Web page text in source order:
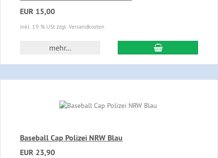
EUR 15,00
inkl. 19 % USt zzgl. Versandkosten
mehr... In den
Baseball Cap Polizei NRW Blau
EUR 23,90